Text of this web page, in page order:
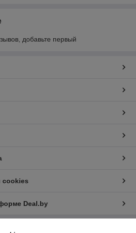
добавьте первый
cookies
Deal.by